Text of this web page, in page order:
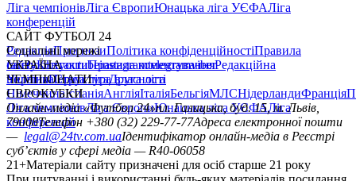
Ліга чемпіонівЛіга ЄвропиЮнацька ліга УЄФАЛіга
конференцій
САЙТ ФУТБОЛ 24
РедакціяПрогнозиПолітика конфіденційностіПравила
сайтуКонтактиПравила коментуванняРедакційна
політикаСтруктура власності
Соціальні мережі
facebookxyoutubeinstagramtelegramviber
УКРАЇНА
УкраїнаПерша лігаДруга ліга
ЧЕМПІОНАТИ
НімеччинаІспаніяАнгліяІталіяБельгіяМЛСНідерландиФранція
ЄВРОКУБКИ
Ліга чемпіонівЛіга ЄвропиЮнацька ліга УЄФАЛіга
конференцій
Онлайн-медіа «Футбол 24»пл. Галицька, буд. 15, м. Львів,
79008Телефон +380 (32) 229-77-77Адреса електронної пошти
— legal@24tv.com.uaІдентифікатор онлайн-медіа в Реєстрі
суб’єктів у сфері медіа — R40-06058
21+Матеріали сайту призначені для осіб старше 21 року